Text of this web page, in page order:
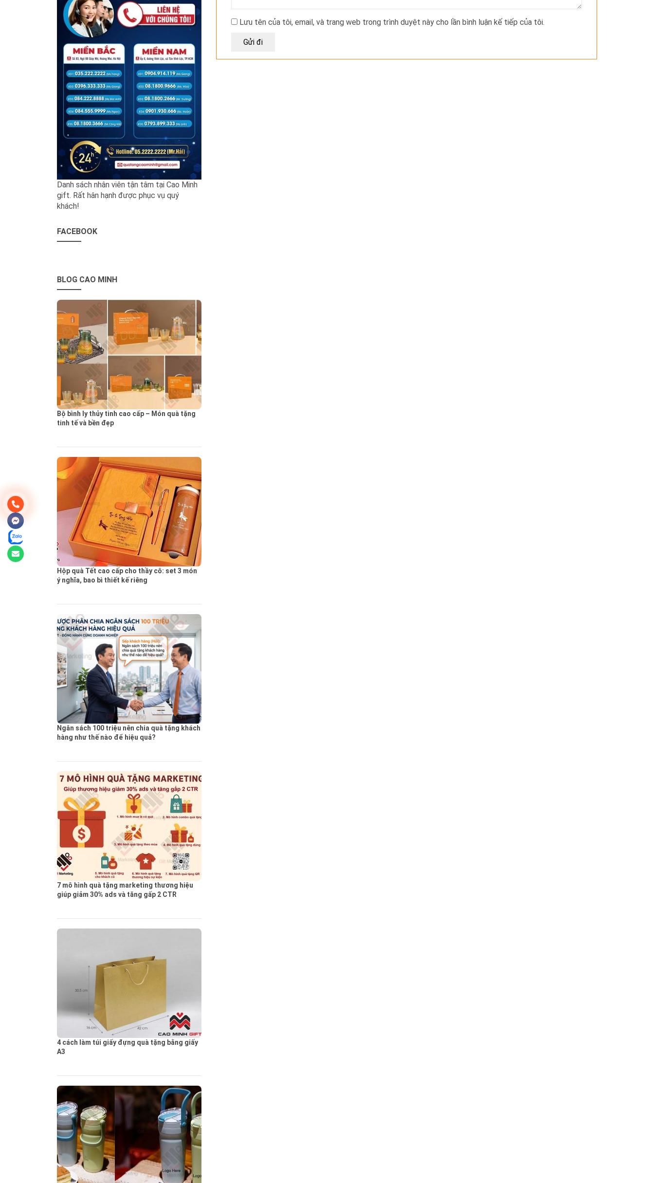
Lưu tên của tôi, email, và trang web trong trình duyệt này cho lần bình luận kế tiếp của tôi.
Danh sách nhân viên tận tâm tại Cao Minh
gift. Rất hân hạnh được phục vụ quý
khách!
FACEBOOK
BLOG CAO MINH
Bộ bình ly thủy tinh cao cấp – Món quà tặng
tinh tế và bền đẹp
Hộp quà Tết cao cấp cho thầy cô: set 3 món
ý nghĩa, bao bì thiết kế riêng
Ngân sách 100 triệu nên chia quà tặng khách
hàng như thế nào để hiệu quả?
7 mô hình quà tặng marketing thương hiệu
giúp giảm 30% ads và tăng gấp 2 CTR
4 cách làm túi giấy đựng quà tặng bằng giấy
A3